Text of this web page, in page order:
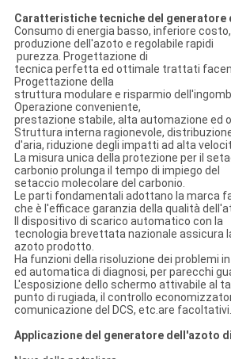
Caratteristiche tecniche del generatore
Consumo di energia basso, inferiore
produzione dell'azoto e regolabile rapidi
purezza. Progettazione di
tecnica perfetta ed ottimale trattati
Progettazione della
struttura modulare e risparmio
Operazione conveniente,
prestazione stabile, alta automazione ed
Struttura interna ragionevole,
d'aria, riduzione degli impatti ad alta
La misura unica della protezione per il
carbonio prolunga il tempo di impiego del
setaccio molecolare del carbonio.
Le parti fondamentali adottano la marca
che è l'efficace garanzia della qualità
Il dispositivo di scarico automatico con la
tecnologia brevettata nazionale assicura
azoto prodotto.
Ha funzioni della risoluzione dei problemi
ed automatica di diagnosi, per parecchi
L'esposizione dello schermo attivabile al
punto di rugiada, il controllo
comunicazione del DCS, etc.are facoltativi.
Applicazione del generatore dell'azoto di